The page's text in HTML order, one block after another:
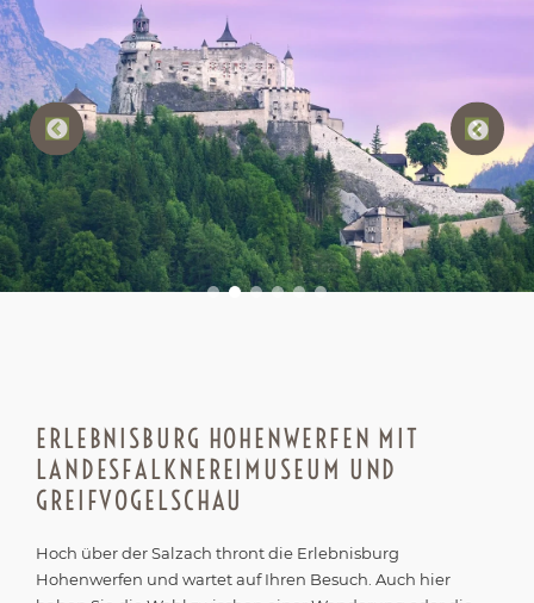
LANDESFALKNEREIMUSEUM UND
GREIFVOGELSCHAU
Hohenwerfen und wartet auf Ihren Besuch. Auch hier
haben Sie die Wahl zwischen einer Wanderung oder die